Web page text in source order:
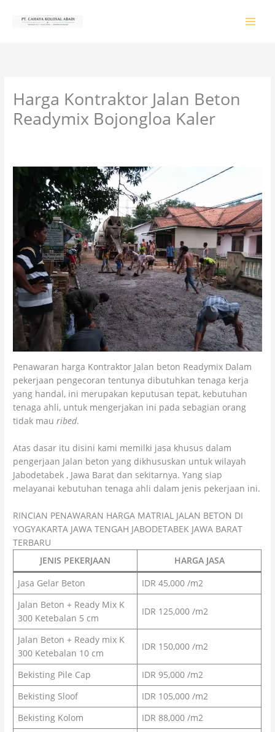
Harga Kontraktor Jalan Beton
Readymix Bojongloa Kaler
Penawaran harga Kontraktor Jalan beton Readymix Dalam
pekerjaan pengecoran tentunya dibutuhkan tenaga kerja
yang handal, ini merupakan keputusan tepat, kebutuhan
tenaga ahli, untuk mengerjakan ini pada sebagian orang
tidak mauribed.
Atas dasar itu disini kami memilki jasa khusus dalam
pengerjaan Jalan beton yang dikhususkan untuk wilayah
Jabodetabek , Jawa Barat dan sekitarnya. Yang siap
melayanai kebutuhan tenaga ahli dalam jenis pekerjaan ini.
RINCIAN PENAWARAN HARGA MATRIAL JALAN BETON DI
YOGYAKARTA JAWA TENGAH JABODETABEK JAWA BARAT
TERBARU
JENIS PEKERJAAN
HARGA JASA
Jasa Gelar Beton
IDR 45,000 /m2
Jalan Beton + Ready Mix K
300 Ketebalan 5 cm
IDR 125,000 /m2
Jalan Beton + Ready mix K
300 Ketebalan 10 cm
IDR 150,000 /m2
Bekisting Pile Cap
IDR 95,000 /m2
Bekisting Sloof
IDR 105,000 /m2
Bekisting Kolom
IDR 88,000 /m2